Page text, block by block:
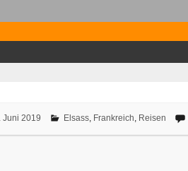
Juni 2019 Elsass, Frankreich, Reisen